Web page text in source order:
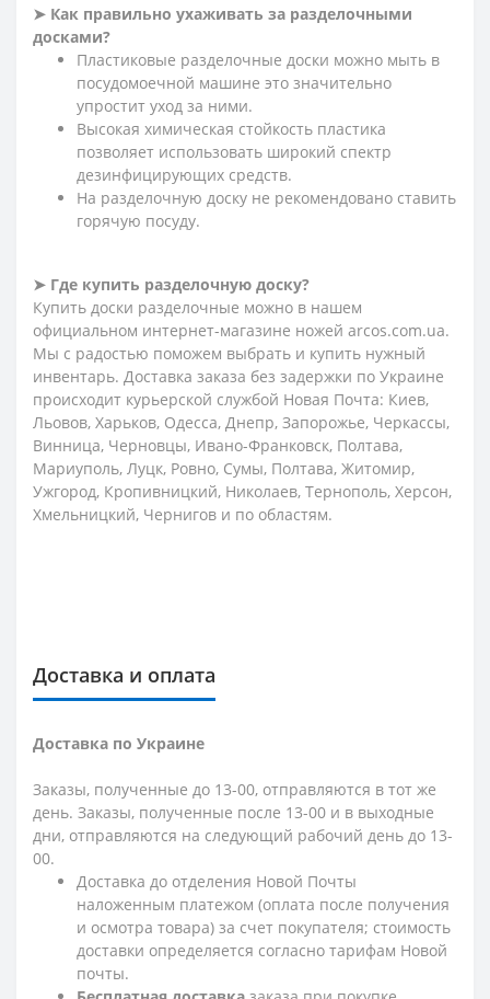
➤ Как правильно ухаживать за разделочными
досками?
Пластиковые разделочные доски можно мыть в
посудомоечной машине это значительно
упростит уход за ними.
Высокая химическая стойкость пластика
позволяет использовать широкий спектр
дезинфицирующих средств.
На разделочную доску не рекомендовано ставить
горячую посуду.
➤ Где купить разделочную доску?
Купить доски разделочные можно в нашем
официальном интернет-магазине ножей arcos.com.ua.
Мы с радостью поможем выбрать и купить нужный
инвентарь. Доставка заказа без задержки по Украине
происходит курьерской службой Новая Почта: Киев,
Льовов, Харьков, Одесса, Днепр, Запорожье, Черкассы,
Винница, Черновцы, Ивано-Франковск, Полтава,
Мариуполь, Луцк, Ровно, Сумы, Полтава, Житомир,
Ужгород, Кропивницкий, Николаев, Тернополь, Херсон,
Хмельницкий, Чернигов и по областям.
Доставка и оплата
Доставка по Украине
Заказы, полученные до 13-00, отправляются в тот же
день. Заказы, полученные после 13-00 и в выходные
дни, отправляются на следующий рабочий день до 13-
00.
Доставка до отделения Новой Почты
наложенным платежом (оплата после получения
и осмотра товара) за счет покупателя; стоимость
доставки определяется согласно тарифам Новой
почты.